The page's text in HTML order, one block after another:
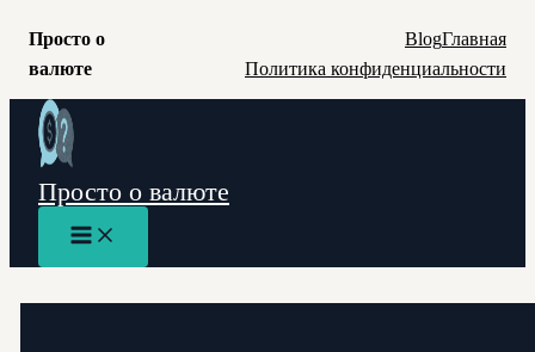
Просто о
валюте
BlogГлавная
Политика конфиденциальности
Перейти
содержимому
Просто о валюте
Main
Menu